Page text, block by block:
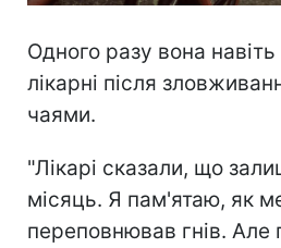
Одного разу вона
лікарні після
чаями.
"Лікарі сказали, що
місяць. Я пам'ятаю, як
переповнював гнів. Але